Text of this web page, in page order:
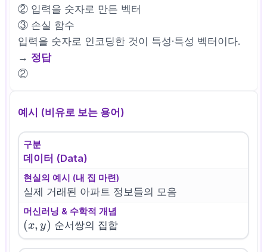
② 입력을 숫자로 만든 벡터
③ 손실 함수
입력을 숫자로 인코딩한 것이 특성·특성 벡터이다.
→ 정답
②
예시 (비유로 보는 용어)
구분
데이터 (Data)
현실의 예시 (내 집 마련)
실제 거래된 아파트 정보들의 모음
머신러닝 & 수학적 개념
(x,
y)
(x, y) 순서쌍의 집합